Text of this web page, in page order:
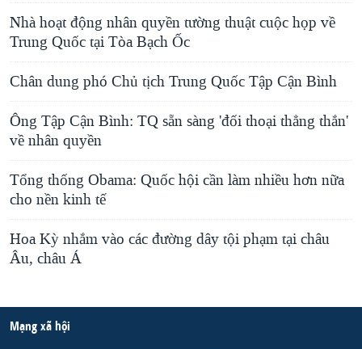
Nhà hoạt động nhân quyền tường thuật cuộc họp về
Trung Quốc tại Tòa Bạch Ốc
Chân dung phó Chủ tịch Trung Quốc Tập Cận Bình
Ông Tập Cận Bình: TQ sẵn sàng 'đối thoại thẳng thắn'
về nhân quyền
Tổng thống Obama: Quốc hội cần làm nhiều hơn nữa
cho nền kinh tế
Hoa Kỳ nhắm vào các đường dây tội phạm tại châu
Âu, châu Á
Mạng xã hội